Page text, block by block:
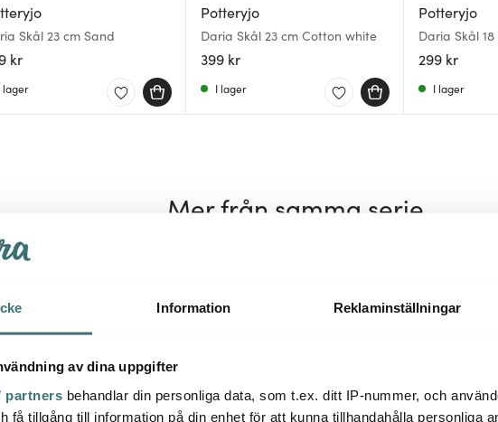
Information Reklaminställningar
av dina uppgifter
partners behandlar din personliga data, som t.ex. ditt IP-nummer, och
få tillgång till information på din enhet för att kunna tillhandahålla personliga
Skål 23 cm Sand
kr
lager
Potteryjo
Daria Skål 23 cm Cotton white
399 kr
I lager
Potteryjo
Daria Skål
299 kr
I lager
Mer från samma serie